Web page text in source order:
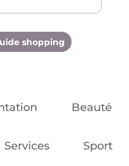
shopping
Beauté
Services Sport